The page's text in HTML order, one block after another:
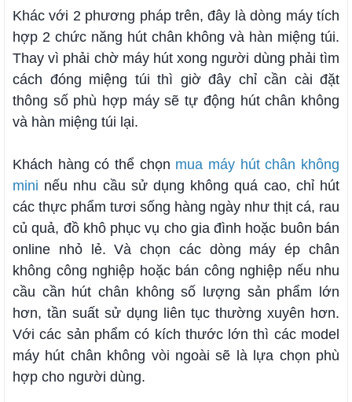
Khác với 2 phương pháp trên, đây là dòng máy tích
hợp 2 chức năng hút chân không và hàn miệng túi.
Thay vì phải chờ máy hút xong người dùng phải tìm
cách đóng miệng túi thì giờ đây chỉ cần cài đặt
thông số phù hợp máy sẽ tự động hút chân không
và hàn miệng túi lại.
Khách hàng có thể chọn mua máy hút chân không
mini nếu nhu cầu sử dụng không quá cao, chỉ hút
các thực phẩm tươi sống hàng ngày như thịt cá, rau
củ quả, đồ khô phục vụ cho gia đình hoặc buôn bán
online nhỏ lẻ. Và chọn các dòng máy ép chân
không công nghiệp hoặc bán công nghiệp nếu nhu
cầu cần hút chân không số lượng sản phẩm lớn
hơn, tần suất sử dụng liên tục thường xuyên hơn.
Với các sản phẩm có kích thước lớn thì các model
máy hút chân không vòi ngoài sẽ là lựa chọn phù
hợp cho người dùng.